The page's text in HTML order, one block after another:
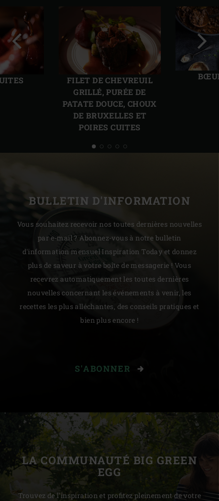
FILET DE CHEVREUIL
GRILLÉ, PURÉE DE
PATATE DOUCE, CHOUX
DE BRUXELLES ET
POIRES CUITES
BULLETIN D'INFORMATION
Vous souhaitez recevoir nos toutes dernières nouvelles
par e-mail ? Abonnez-vous à notre bulletin
d'information mensuel Inspiration Today et donnez
plus de saveur à votre boîte de messagerie ! Vous
recevrez automatiquement les toutes dernières
nouvelles concernant les événements à venir, les
recettes les plus alléchantes, des conseils pratiques et
bien plus encore !
S'ABONNER
LA COMMUNAUTÉ BIG GREEN
EGG
Trouvez de l'inspiration et profitez pleinement de votre